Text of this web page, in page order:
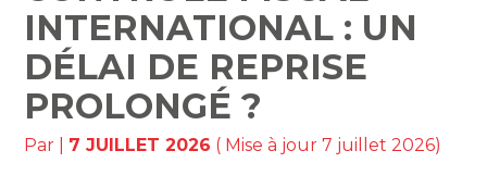
INTERNATIONAL : UN
DÉLAI DE REPRISE
PROLONGÉ ?
Par 7 JUILLET 2026 ( Mise à jour 7 juillet 2026)